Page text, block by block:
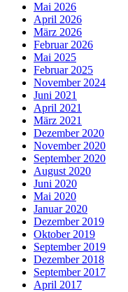
Mai 2026
April 2026
März 2026
Februar 2026
Mai 2025
Februar 2025
November 2024
Juni 2021
April 2021
März 2021
Dezember 2020
November 2020
September 2020
August 2020
Juni 2020
Mai 2020
Januar 2020
Dezember 2019
Oktober 2019
September 2019
Dezember 2018
September 2017
April 2017